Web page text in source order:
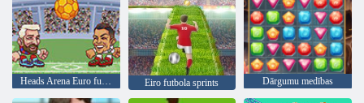
Heads Arena Euro futbols Eiro futbola sprints Dārgumu medības